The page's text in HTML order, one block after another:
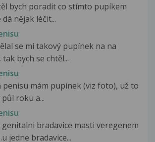
bych poradit co stímto pupíkem
nějak léčit...
se mi takový pupínek na na
bych se chtěl...
penisu mám pupínek (viz foto), už to
roku a...
bradavice masti veregenem
jedne bradavice...